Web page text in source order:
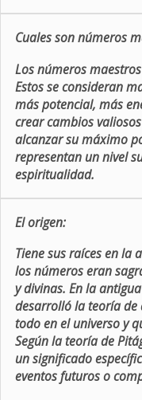
Cuales son números
Los números
Estos se consideran
más potencial, más
crear cambios
alcanzar su máximo
representan un nivel
espiritualidad.
El origen:
Tiene sus raíces en la
los números eran
y divinas. En la
desarrolló la teoría de
todo en el universo y
Según la teoría de
un significado
eventos futuros o